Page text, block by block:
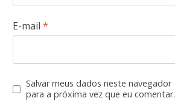
E-mail *
Salvar meus dados neste navegador
para a próxima vez que eu comentar.